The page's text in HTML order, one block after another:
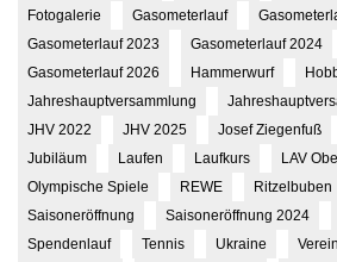
Fotogalerie
Gasometerlauf
Gasometerlauf 2023
Gasometerlauf 2024
Gasometerlauf 2026
Hammerwurf
Jahreshauptversammlung
JHV 2022
JHV 2025 Josef Ziegenfuß
Jubiläum
Laufen Laufkurs LAV
Olympische Spiele
REWE Ritzelbuben
Saisoneröffnung
Saisoneröffnung 2024
Spendenlauf
Tennis Ukraine